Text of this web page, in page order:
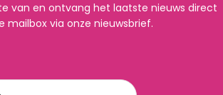
van en ontvang het laatste nieuws direct
mailbox via onze nieuwsbrief.